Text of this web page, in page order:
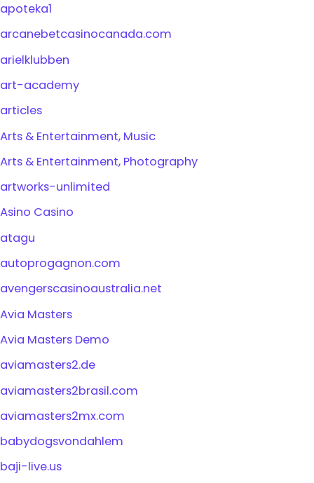
apoteka1
arcanebetcasinocanada.com
arielklubben
art-academy
articles
Arts & Entertainment, Music
Arts & Entertainment, Photography
artworks-unlimited
Asino Casino
atagu
autoprogagnon.com
avengerscasinoaustralia.net
Avia Masters
Avia Masters Demo
aviamasters2.de
aviamasters2brasil.com
aviamasters2mx.com
babydogsvondahlem
baji-live.us